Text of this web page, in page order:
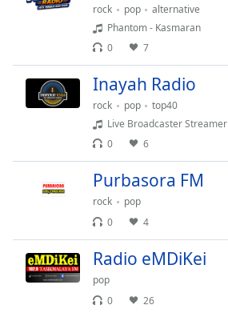
Color
Opacity
rock pop
alternative
Phantom - Kasmaran
0
7
Inayah Radio
rock pop
top40
Live Broadcaster Streamer
0
6
Purbasora FM
rock
pop
0
4
Radio eMDiKei
pop
0
26